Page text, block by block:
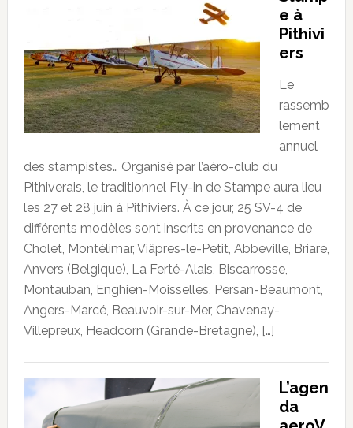
e à
Pithivi
ers
Le
rassemb
lement
annuel
des stampistes… Organisé par l’aéro-club du
Pithiverais, le traditionnel Fly-in de Stampe aura lieu
les 27 et 28 juin à Pithiviers. À ce jour, 25 SV-4 de
différents modèles sont inscrits en provenance de
Cholet, Montélimar, Viâpres-le-Petit, Abbeville, Briare,
Anvers (Belgique), La Ferté-Alais, Biscarrosse,
Montauban, Enghien-Moisselles, Persan-Beaumont,
Angers-Marcé, Beauvoir-sur-Mer, Chavenay-
Villepreux, Headcorn (Grande-Bretagne), […]
L’agen
da